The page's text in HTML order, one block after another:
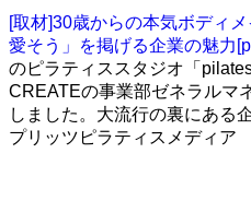
[取材]30歳からの本気ボディ
愛そう」を掲げる企業の魅力
のピラティススタジオ「
CREATEの事業部ゼネラルマ
しました。大流行の裏にある
プリッツピラティスメディア